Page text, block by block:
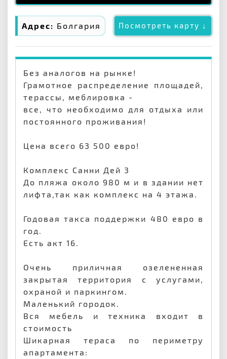
Адрес: Болгария Посмотреть карту ↓
Без аналогов на рынке!
Грамотное распределение площадей,
терассы, меблировка -
все, что необходимо для отдыха или
постоянного проживания!
Цена всего 63 500 евро!
Комплекс Санни Дей 3
До пляжа около 980 м и в здании нет
лифта,так как комплекс на 4 этажа.
Годовая такса поддержки 480 евро в
год.
Есть акт 16.
Очень приличная озелененная
закрытая территория с услугами,
охраной и паркингом.
Маленький городок.
Вся мебель и техника входит в
стоимость
Шикарная тераса по периметру
апартамента: